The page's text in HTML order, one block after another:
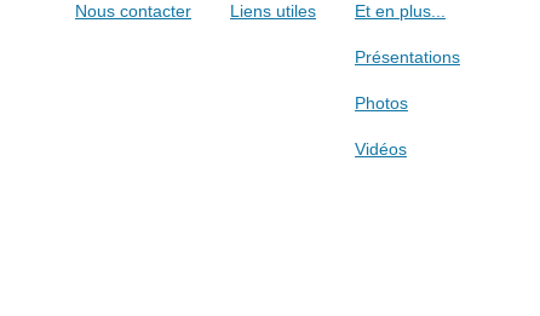
Nous contacter Liens utiles Et en plus...
Présentations
Photos
Vidéos